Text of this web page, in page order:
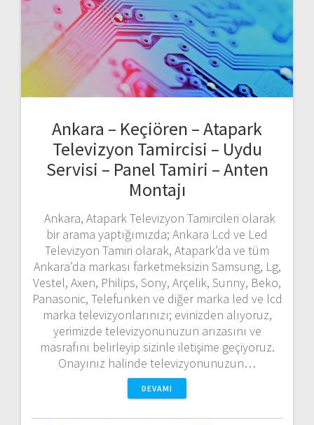
Ankara – Keçiören – Atapark
Televizyon Tamircisi – Uydu
Servisi – Panel Tamiri – Anten
Montajı
Ankara, Atapark Televizyon Tamircileri olarak
bir arama yaptığımızda; Ankara Lcd ve Led
Televizyon Tamiri olarak, Atapark’da ve tüm
Ankara’da markası farketmeksizin Samsung, Lg,
Vestel, Axen, Philips, Sony, Arçelik, Sunny, Beko,
Panasonic, Telefunken ve diğer marka led ve lcd
marka televizyonlarınızı; evinizden alıyoruz,
yerimizde televizyonunuzun arızasını ve
masrafını belirleyip sizinle iletişime geçiyoruz.
Onayınız halinde televizyonunuzun…
DEVAMI